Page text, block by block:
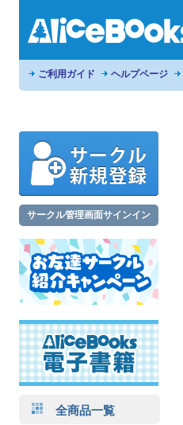
ご利用ガイド ヘルプページ
サークル管理画面サインイン
全商品一覧